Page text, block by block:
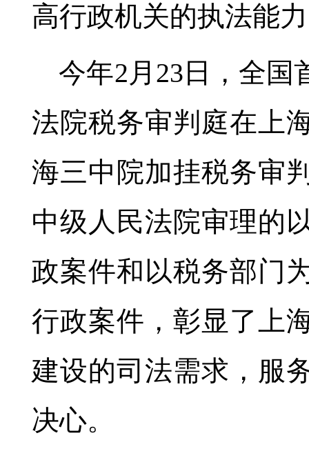
高行政机关的执法能
今年2月23日，全
法院税务审判庭在上
海三中院加挂税务审
中级人民法院审理的
政案件和以税务部门
行政案件，彰显了上
建设的司法需求，服
决心。